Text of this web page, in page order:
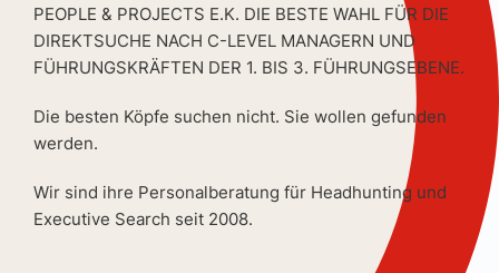
PEOPLE & PROJECTS E.K. DIE BESTE WAHL FÜR DIE
DIREKTSUCHE NACH C-LEVEL MANAGERN UND
FÜHRUNGSKRÄFTEN DER 1. BIS 3. FÜHRUNGSEBENE.
Die besten Köpfe suchen nicht. Sie wollen gefunden
werden.
Wir sind ihre Personalberatung für Headhunting und
Executive Search seit 2008.